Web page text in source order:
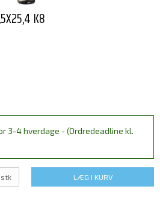
K8
3-4 hverdage - (Ordredeadline kl.
stk LÆG I KURV